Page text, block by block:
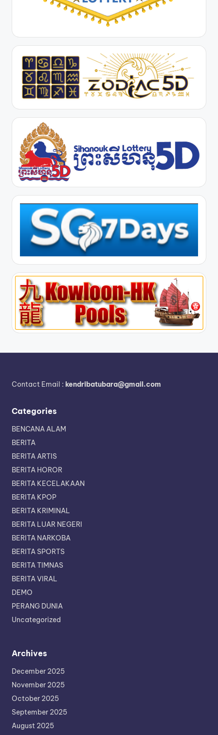
Contact Email : kendribatubara@gmail.com
Categories
BENCANA ALAM
BERITA
BERITA ARTIS
BERITA HOROR
BERITA KECELAKAAN
BERITA KPOP
BERITA KRIMINAL
BERITA LUAR NEGERI
BERITA NARKOBA
BERITA SPORTS
BERITA TIMNAS
BERITA VIRAL
DEMO
PERANG DUNIA
Uncategorized
Archives
December 2025
November 2025
October 2025
September 2025
August 2025